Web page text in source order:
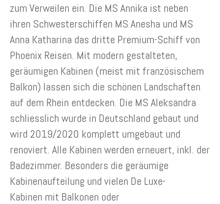
zum Verweilen ein. Die MS Annika ist neben
ihren Schwesterschiffen MS Anesha und MS
Anna Katharina das dritte Premium-Schiff von
Phoenix Reisen. Mit modern gestalteten,
geräumigen Kabinen (meist mit französischem
Balkon) lassen sich die schönen Landschaften
auf dem Rhein entdecken. Die MS Aleksandra
schliesslich wurde in Deutschland gebaut und
wird 2019/2020 komplett umgebaut und
renoviert. Alle Kabinen werden erneuert, inkl. der
Badezimmer. Besonders die geräumige
Kabinenaufteilung und vielen De Luxe-
Kabinen mit Balkonen oder